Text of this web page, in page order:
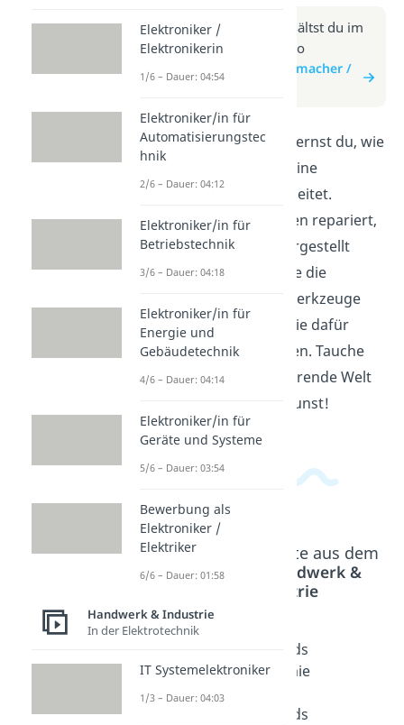
Weitere Infos erhältst du im
Beitrag zum Video
zum Beitrag: Uhrmacher /
In diesem Video lernst du, wie
ein Uhrmacher/eine
Uhrmacherin arbeitet.
Erfahre, wie Uhren repariert,
gewartet und hergestellt
werden. Entdecke die
verschiedenen Werkzeuge
und Techniken, die dafür
verwendet werden. Tauche
ein in die faszinierende Welt
der Uhrmacherkunst!
Beliebte Inhalte aus dem
Bereich
Handwerk &
Industrie
niseur
04:09
/
Golds
chmie
Golds
Elektroniker /
Elektronikerin
1/6 – Dauer: 04:54
Elektroniker/in für
Automatisierungstec
hnik
2/6 – Dauer: 04:12
Elektroniker/in für
Betriebstechnik
3/6 – Dauer: 04:18
Elektroniker/in für
Energie und
Gebäudetechnik
4/6 – Dauer: 04:14
Elektroniker/in für
Geräte und Systeme
5/6 – Dauer: 03:54
Bewerbung als
Elektroniker /
Elektriker
6/6 – Dauer: 01:58
Handwerk & Industrie
In der Elektrotechnik
IT Systemelektroniker
1/3 – Dauer: 04:03